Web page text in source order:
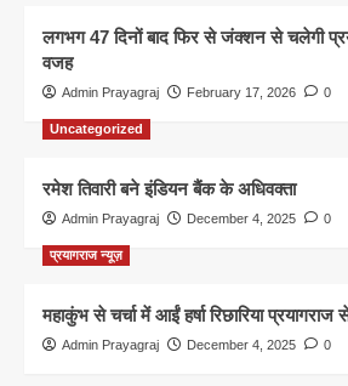
लगभग 47 दिनों बाद फिर से जंक्शन से चलेगी
वजह
Admin Prayagraj February 17, 2026 0
Uncategorized
रमेश तिवारी बने इंडियन बैंक के अधिवक्ता
Admin Prayagraj December 4, 2025 0
प्रयागराज न्यूज़
महाकुंभ से चर्चा में आईं हर्षा रिछारिया
Admin Prayagraj December 4, 2025 0